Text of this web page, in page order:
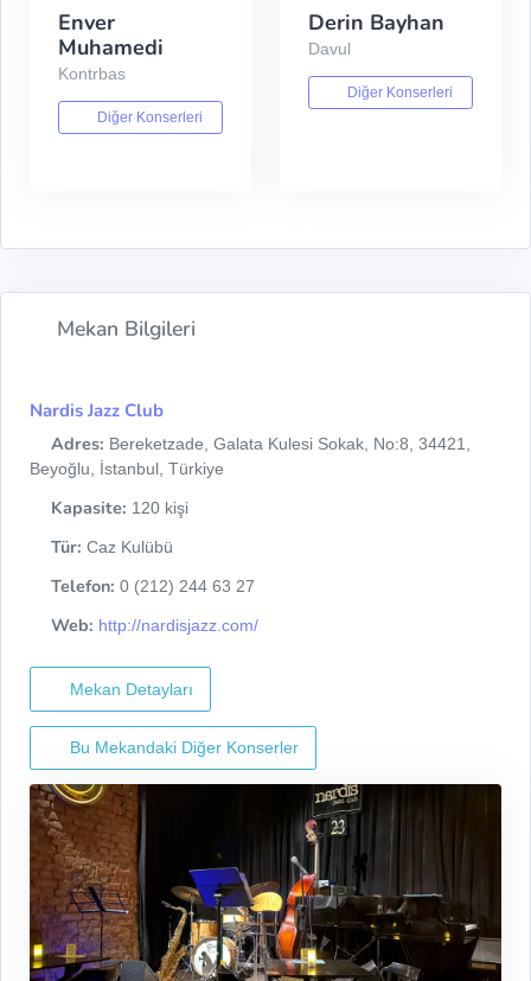
Enver
Muhamedi
Kontrbas
Diğer Konserleri
Derin Bayhan
Davul
Diğer Konserleri
Mekan Bilgileri
Nardis Jazz Club
Adres: Bereketzade, Galata Kulesi Sokak, No:8, 34421,
Beyoğlu, İstanbul, Türkiye
Kapasite: 120 kişi
Tür: Caz Kulübü
Telefon: 0 (212) 244 63 27
Web: http://nardisjazz.com/
Mekan Detayları
Bu Mekandaki Diğer Konserler